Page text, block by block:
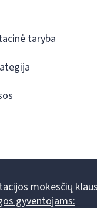
taryba
mokesčių
gyventojams: